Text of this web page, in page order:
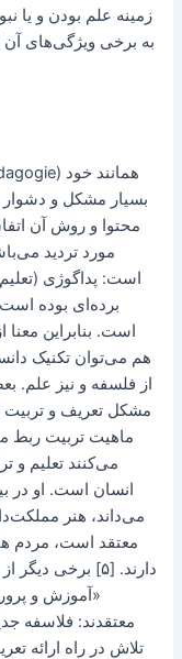
زمینه علم بودن و یا
به برخی ویژگی‌های آن
محتوا و روش آن
است: پداگوژی
برده‌ای بوده
است. بنابراین معنا
هم می‌توان تکنیک
از فلسفه و نیز علم.
ماهیت تربیت ربط
می‌کنند تعلیم و
انسان است. او در
می‌داند، هنر
معتقد است، مردم
دارند. [۵] برخی
«آموزش و
تلاش در راه ارائه